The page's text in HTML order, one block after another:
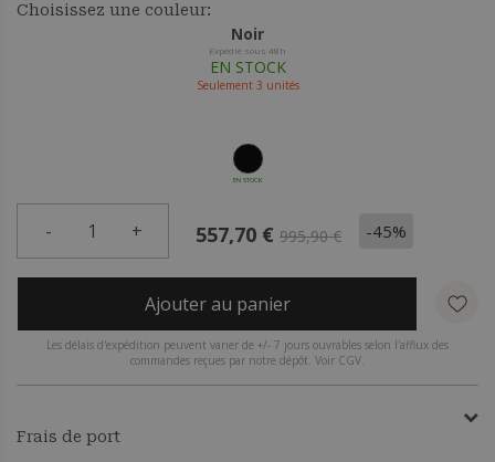
Choisissez une couleur:
Noir
Expédié sous 48h
EN STOCK
Seulement 3 unités
EN STOCK
- 1 + 557,70 € 995,90 € -45%
Ajouter au panier
Les délais d'expédition peuvent varier de +/- 7 jours ouvrables selon l'afflux des
commandes reçues par notre dépôt. Voir CGV.
Frais de port